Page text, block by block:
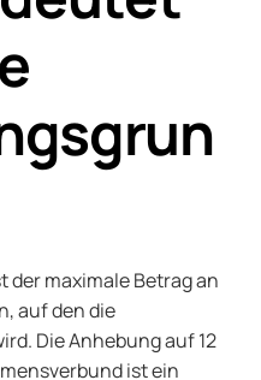
der maximale Betrag an
auf den die
Die Anhebung auf 12
ist ein